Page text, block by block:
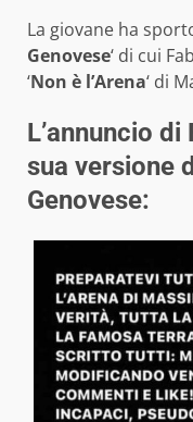
La giovane ha
Genovese‘ di cui
‘Non è l’Arena‘ di
L’annuncio
sua versione
Genovese: